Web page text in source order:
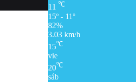
11 ℃
15º - 11º
82%
3.03 km/h
15℃
vie
20℃
sáb